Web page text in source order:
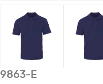
9863-E